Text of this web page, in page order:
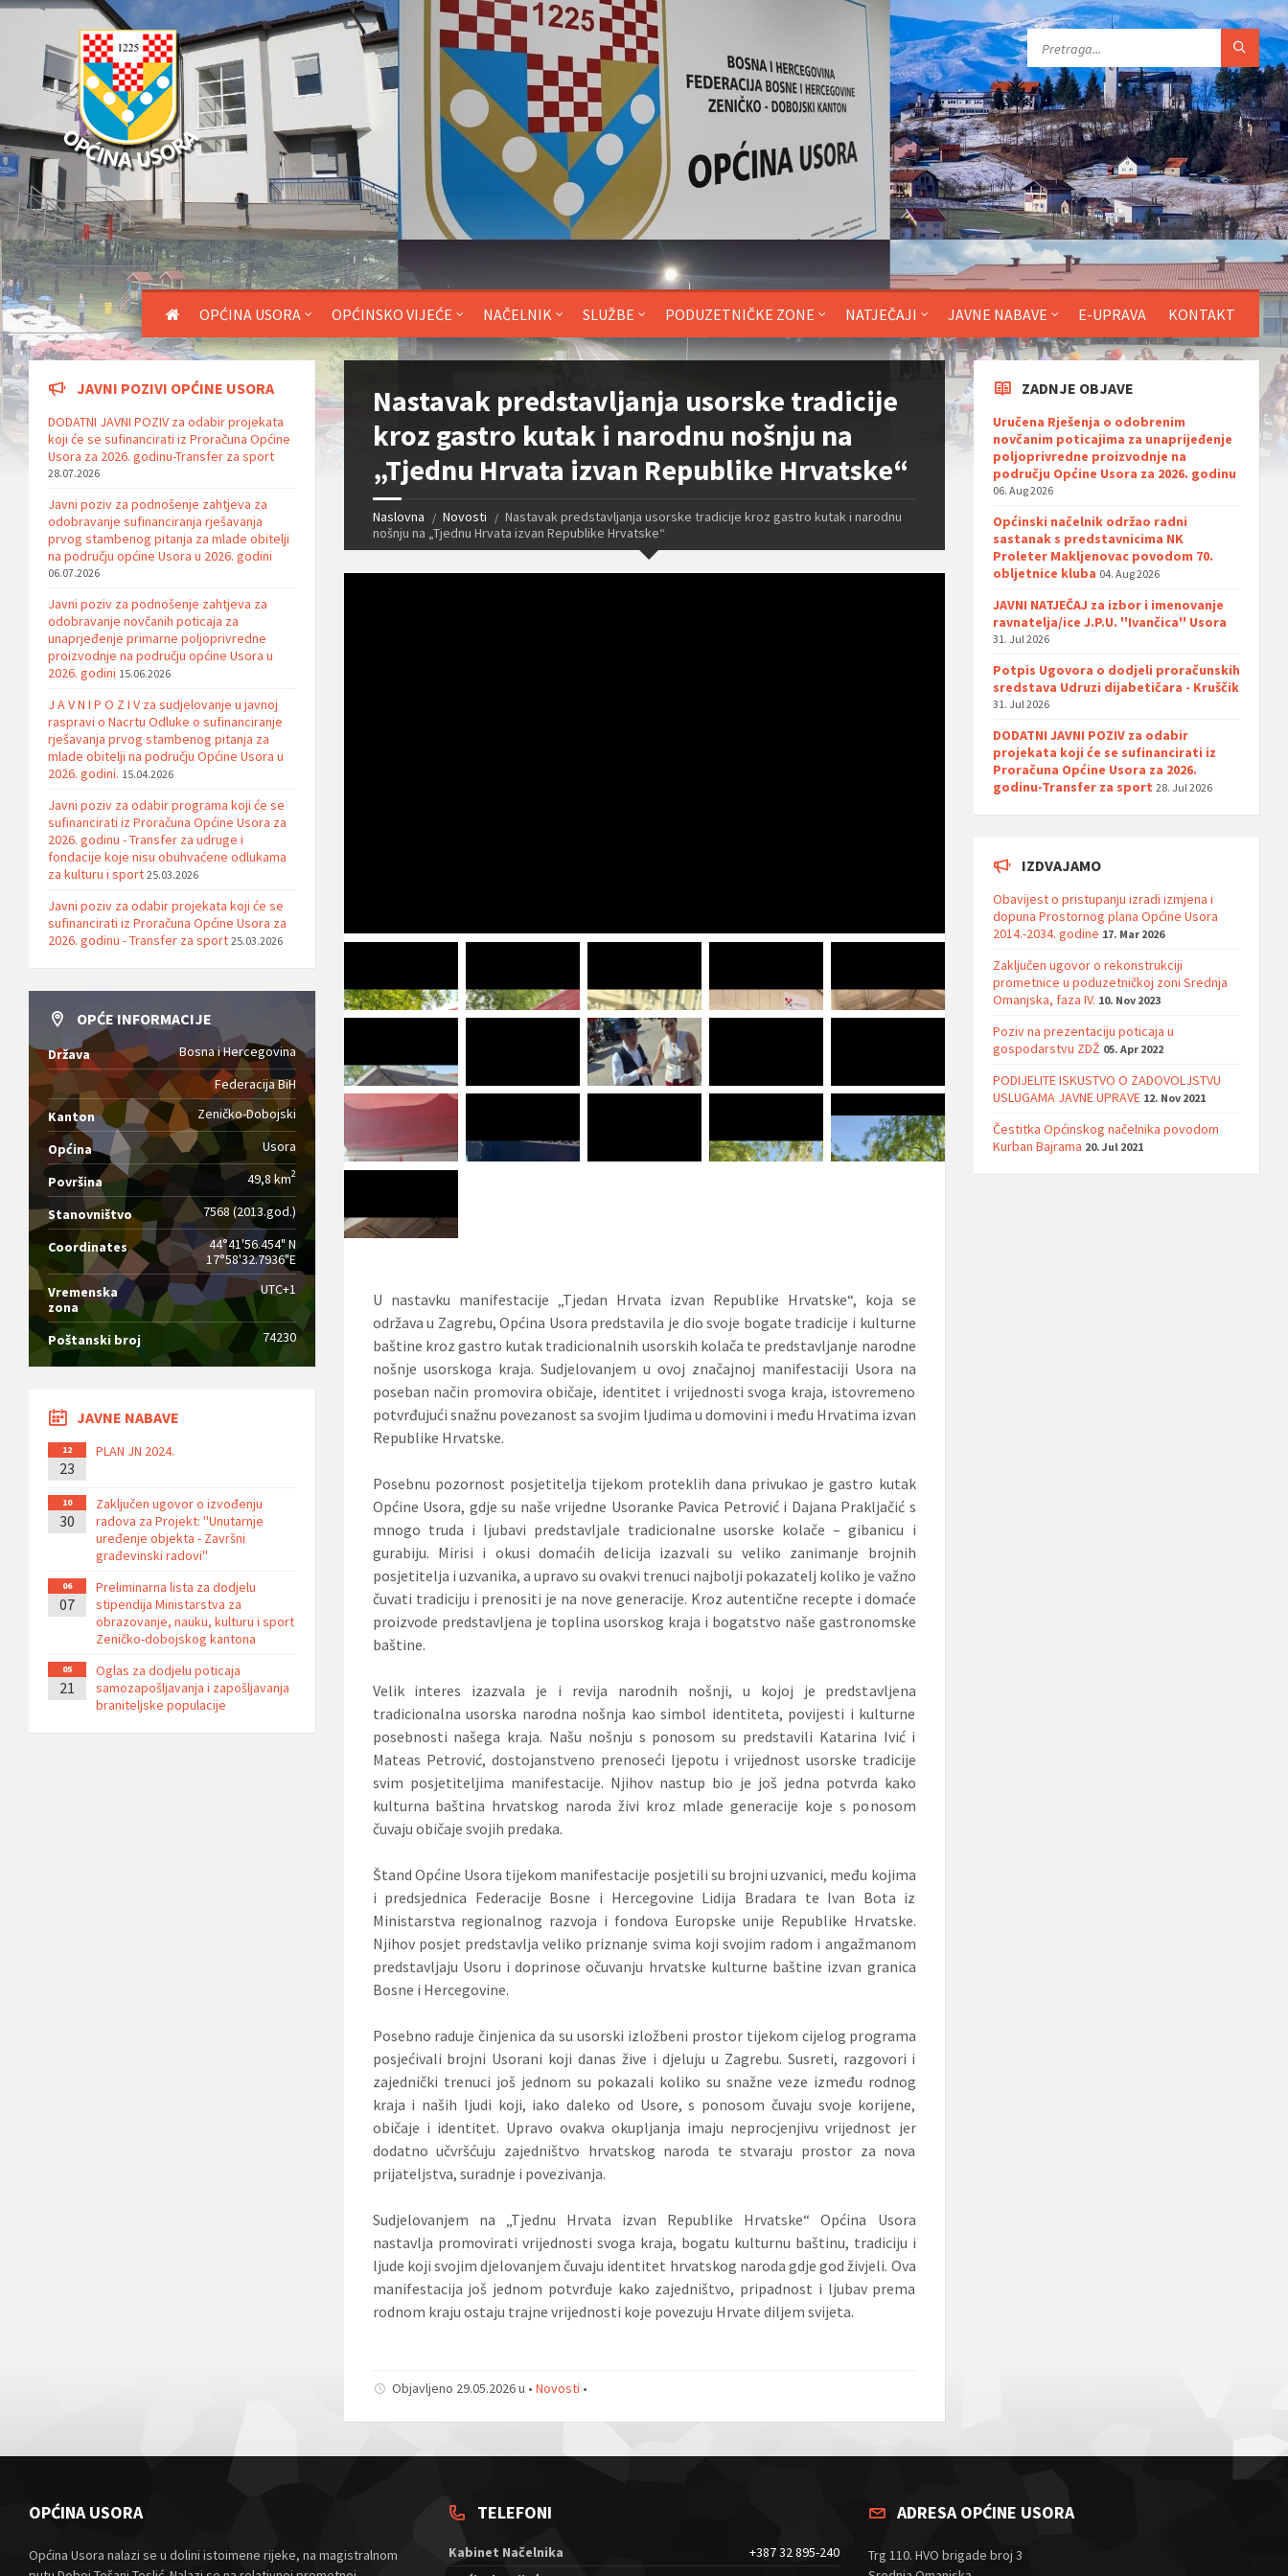
OPĆINA USORA OPĆINSKO VIJEĆE NAČELNIK SLUŽBE PODUZETNIČKE ZONE NATJEČAJI JAVNE NABAVE E-UPRAVA KONTAKT
Nastavak predstavljanja usorske tradicije
kroz gastro kutak i narodnu nošnju na
„Tjednu Hrvata izvan Republike Hrvatske“
Naslovna Novosti
Nastavak predstavljanja usorske tradicije kroz gastro kutak i narodnu
nošnju na „Tjednu Hrvata izvan Republike Hrvatske“
U nastavku manifestacije „Tjedan Hrvata izvan Republike Hrvatske“, koja se
održava u Zagrebu, Općina Usora predstavila je dio svoje bogate tradicije i kulturne
baštine kroz gastro kutak tradicionalnih usorskih kolača te predstavljanje narodne
nošnje usorskoga kraja. Sudjelovanjem u ovoj značajnoj manifestaciji Usora na
poseban način promovira običaje, identitet i vrijednosti svoga kraja, istovremeno
potvrđujući snažnu povezanost sa svojim ljudima u domovini i među Hrvatima izvan
Republike Hrvatske.
Posebnu pozornost posjetitelja tijekom proteklih dana privukao je gastro kutak
Općine Usora, gdje su naše vrijedne Usoranke Pavica Petrović i Dajana Prakljačić s
mnogo truda i ljubavi predstavljale tradicionalne usorske kolače – gibanicu i
gurabiju. Mirisi i okusi domaćih delicija izazvali su veliko zanimanje brojnih
posjetitelja i uzvanika, a upravo su ovakvi trenuci najbolji pokazatelj koliko je važno
čuvati tradiciju i prenositi je na nove generacije. Kroz autentične recepte i domaće
proizvode predstavljena je toplina usorskog kraja i bogatstvo naše gastronomske
baštine.
Velik interes izazvala je i revija narodnih nošnji, u kojoj je predstavljena
tradicionalna usorska narodna nošnja kao simbol identiteta, povijesti i kulturne
posebnosti našega kraja. Našu nošnju s ponosom su predstavili Katarina Ivić i
Mateas Petrović, dostojanstveno prenoseći ljepotu i vrijednost usorske tradicije
svim posjetiteljima manifestacije. Njihov nastup bio je još jedna potvrda kako
kulturna baština hrvatskog naroda živi kroz mlade generacije koje s ponosom
čuvaju običaje svojih predaka.
Štand Općine Usora tijekom manifestacije posjetili su brojni uzvanici, među kojima
i predsjednica Federacije Bosne i Hercegovine Lidija Bradara te Ivan Bota iz
Ministarstva regionalnog razvoja i fondova Europske unije Republike Hrvatske.
Njihov posjet predstavlja veliko priznanje svima koji svojim radom i angažmanom
predstavljaju Usoru i doprinose očuvanju hrvatske kulturne baštine izvan granica
Bosne i Hercegovine.
Posebno raduje činjenica da su usorski izložbeni prostor tijekom cijelog programa
posjećivali brojni Usorani koji danas žive i djeluju u Zagrebu. Susreti, razgovori i
zajednički trenuci još jednom su pokazali koliko su snažne veze između rodnog
kraja i naših ljudi koji, iako daleko od Usore, s ponosom čuvaju svoje korijene,
običaje i identitet. Upravo ovakva okupljanja imaju neprocjenjivu vrijednost jer
dodatno učvršćuju zajedništvo hrvatskog naroda te stvaraju prostor za nova
prijateljstva, suradnje i povezivanja.
Sudjelovanjem na „Tjednu Hrvata izvan Republike Hrvatske“ Općina Usora
nastavlja promovirati vrijednosti svoga kraja, bogatu kulturnu baštinu, tradiciju i
ljude koji svojim djelovanjem čuvaju identitet hrvatskog naroda gdje god živjeli. Ova
manifestacija još jednom potvrđuje kako zajedništvo, pripadnost i ljubav prema
rodnom kraju ostaju trajne vrijednosti koje povezuju Hrvate diljem svijeta.
Objavljeno 29.05.2026 u • Novosti •
JAVNI POZIVI OPĆINE USORA
DODATNI JAVNI POZIV za odabir projekata
koji će se sufinancirati iz Proračuna Općine
Usora za 2026. godinu-Transfer za sport
28.07.2026
Javni poziv za podnošenje zahtjeva za
odobravanje sufinanciranja rješavanja
prvog stambenog pitanja za mlade obitelji
na području općine Usora u 2026. godini
06.07.2026
Javni poziv za podnošenje zahtjeva za
odobravanje novčanih poticaja za
unaprjeđenje primarne poljoprivredne
proizvodnje na području općine Usora u
2026. godini 15.06.2026
J A V N I P O Z I V za sudjelovanje u javnoj
raspravi o Nacrtu Odluke o sufinanciranje
rješavanja prvog stambenog pitanja za
mlade obitelji na području Općine Usora u
2026. godini. 15.04.2026
Javni poziv za odabir programa koji će se
sufinancirati iz Proračuna Općine Usora za
2026. godinu - Transfer za udruge i
fondacije koje nisu obuhvaćene odlukama
za kulturu i sport 25.03.2026
Javni poziv za odabir projekata koji će se
sufinancirati iz Proračuna Općine Usora za
2026. godinu - Transfer za sport 25.03.2026
OPĆE INFORMACIJE
Država
Bosna i Hercegovina
Federacija BiH
Kanton
Zeničko-Dobojski
Općina Usora
Površina 49,8 km2
Stanovništvo 7568 (2013.god.)
Coordinates
44°41'56.454" N
17°58'32.7936"E
Vremenska
zona
UTC+1
Poštanski broj 74230
JAVNE NABAVE
12
23
PLAN JN 2024.
10
30
Zaključen ugovor o izvođenju
radova za Projekt: ''Unutarnje
uređenje objekta - Završni
građevinski radovi''
06
07
Preliminarna lista za dodjelu
stipendija Ministarstva za
obrazovanje, nauku, kulturu i sport
Zeničko-dobojskog kantona
05
21
Oglas za dodjelu poticaja
samozapošljavanja i zapošljavanja
braniteljske populacije
ZADNJE OBJAVE
Uručena Rješenja o odobrenim
novčanim poticajima za unaprijeđenje
poljoprivredne proizvodnje na
području Općine Usora za 2026. godinu
06. Aug 2026
Općinski načelnik održao radni
sastanak s predstavnicima NK
Proleter Makljenovac povodom 70.
obljetnice kluba 04. Aug 2026
JAVNI NATJEČAJ za izbor i imenovanje
ravnatelja/ice J.P.U. ''Ivančica'' Usora
31. Jul 2026
Potpis Ugovora o dodjeli proračunskih
sredstava Udruzi dijabetičara - Kruščik
31. Jul 2026
DODATNI JAVNI POZIV za odabir
projekata koji će se sufinancirati iz
Proračuna Općine Usora za 2026.
godinu-Transfer za sport 28. Jul 2026
IZDVAJAMO
Obavijest o pristupanju izradi izmjena i
dopuna Prostornog plana Općine Usora
2014.-2034. godine 17. Mar 2026
Zaključen ugovor o rekonstrukciji
prometnice u poduzetničkoj zoni Srednja
Omanjska, faza IV. 10. Nov 2023
Poziv na prezentaciju poticaja u
gospodarstvu ZDŽ 05. Apr 2022
PODIJELITE ISKUSTVO O ZADOVOLJSTVU
USLUGAMA JAVNE UPRAVE 12. Nov 2021
Čestitka Općinskog načelnika povodom
Kurban Bajrama 20. Jul 2021
OPĆINA USORA
Općina Usora nalazi se u dolini istoimene rijeke, na magistralnom
TELEFONI
Kabinet Načelnika
+387 32 895-240
ADRESA OPĆINE USORA
Trg 110. HVO brigade broj 3